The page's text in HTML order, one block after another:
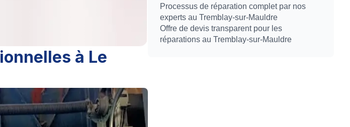
Processus de réparation complet par nos
experts au Tremblay-sur-Mauldre
Offre de devis transparent pour les
réparations au Tremblay-sur-Mauldre
à Le